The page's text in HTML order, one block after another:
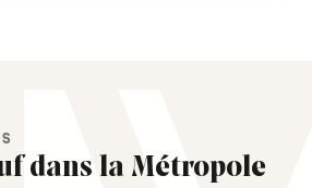
dans la Métropole